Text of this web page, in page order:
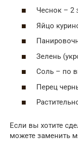
Чеснок – 2
Яйцо
Зелень
Соль – по
Перец
Если вы хотите
можете заменить